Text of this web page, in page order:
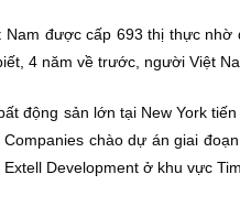
được cấp 693 thị thực
4 năm về trước, người Việt
động sản lớn tại New York
chào dự án giai
Development ở khu vực